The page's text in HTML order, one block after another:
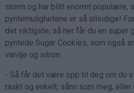
storm og har blitt enormt populære,
pyntemulighetene er så allsidige!
det viktigste, så her får du en super
pyntede Sugar Cookies, som også
vanilje og sitron.
- Så får det være opp til deg om du
raskt og enkelt, sånn som meg,